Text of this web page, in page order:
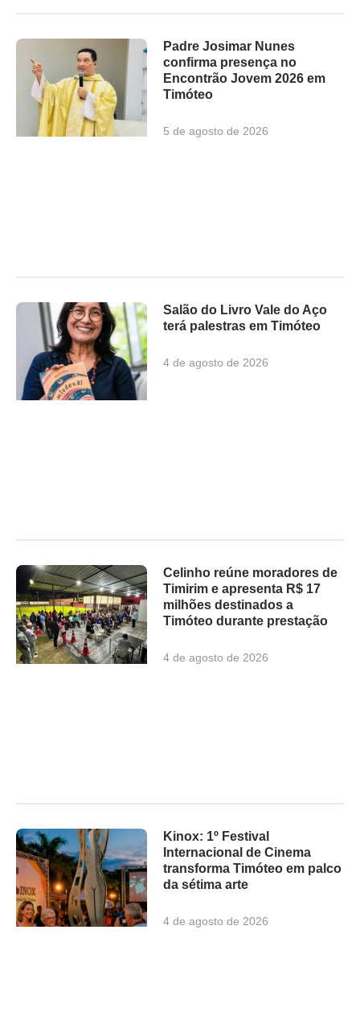
Padre Josimar Nunes
confirma presença no
Encontrão Jovem 2026 em
Timóteo
5 de agosto de 2026
Salão do Livro Vale do Aço
terá palestras em Timóteo
4 de agosto de 2026
Celinho reúne moradores de
Timirim e apresenta R$ 17
milhões destinados a
Timóteo durante prestação
4 de agosto de 2026
Kinox: 1º Festival
Internacional de Cinema
transforma Timóteo em palco
da sétima arte
4 de agosto de 2026